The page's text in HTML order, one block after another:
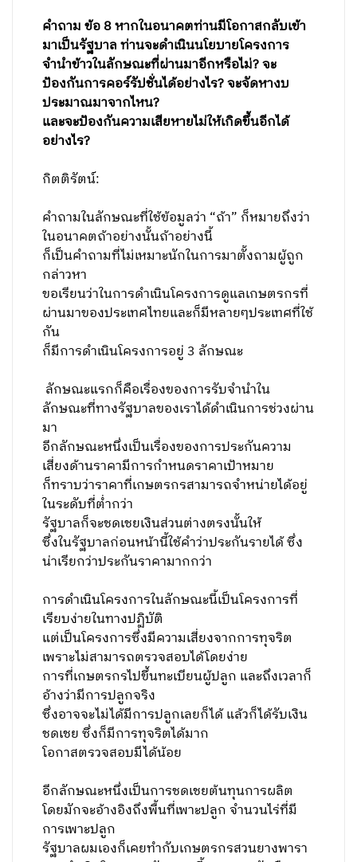
คำถาม ข้อ 8 หากในอนาคตท่านมีโอกาสกลับเข้า
มาเป็นรัฐบาล ท่านจะดำเนินนโยบายโครงการ
จำนำข้าวในลักษณะที่ผ่านมาอีกหรือไม่?จะ
ป้องกันการคอร์รัปชั่นได้อย่างไร?จะจัดหางบ
ประมาณมาจากไหน?
และจะป้องกันความเสียหายไม่ให้เกิดขึ้นอีกได้
อย่างไร?
กิตติรัตน์:
คำถามในลักษณะที่ใช้ข้อมูลว่า “ถ้า” ก็หมายถึงว่า
ในอนาคตถ้าอย่างนั้นถ้าอย่างนี้
ก็เป็นคำถามที่ไม่เหมาะนักในการมาตั้งถามผู้ถูก
กล่าวหา
ขอเรียนว่าในการดำเนินโครงการดูแลเกษตรกรที่
ผ่านมาของประเทศไทยและก็มีหลายๆประเทศที่ใช้
กัน
ก็มีการดำเนินโครงการอยู่ 3 ลักษณะ
ลักษณะแรกก็คือเรื่องของการรับจำนำใน
ลักษณะที่ทางรัฐบาลของเราได้ดำเนินการช่วงผ่าน
มา
อีกลักษณะหนึ่งเป็นเรื่องของการประกันความ
เสี่ยงด้านราคามีการกำหนดราคาเป้าหมาย
ก็ทราบว่าราคาที่เกษตรกรสามารถจำหน่ายได้อยู่
ในระดับที่ต่ำกว่า
รัฐบาลก็จะชดเชยเงินส่วนต่างตรงนั้นให้
ซึ่งในรัฐบาลก่อนหน้านี้ใช้คำว่าประกันรายได้ ซึ่ง
น่าเรียกว่าประกันราคามากกว่า
การดำเนินโครงการในลักษณะนี้เป็นโครงการที่
เรียบง่ายในทางปฏิบัติ
แต่เป็นโครงการซึ่งมีความเสี่ยงจากการทุจริต
เพราะไม่สามารถตรวจสอบได้โดยง่าย
การที่เกษตรกรไปขึ้นทะเบียนผู้ปลูก และถึงเวลาก็
อ้างว่ามีการปลูกจริง
ซึ่งอาจจะไม่ได้มีการปลูกเลยก็ได้ แล้วก็ได้รับเงิน
ชดเชย ซึ่งก็มีการทุจริตได้มาก
โอกาสตรวจสอบมีได้น้อย
อีกลักษณะหนึ่งเป็นการชดเชยต้นทุนการผลิต
โดยมักจะอ้างอิงถึงพื้นที่เพาะปลูก จำนวนไร่ที่มี
การเพาะปลูก
รัฐบาลผมเองก็เคยทำกับเกษตรกรสวนยางพารา